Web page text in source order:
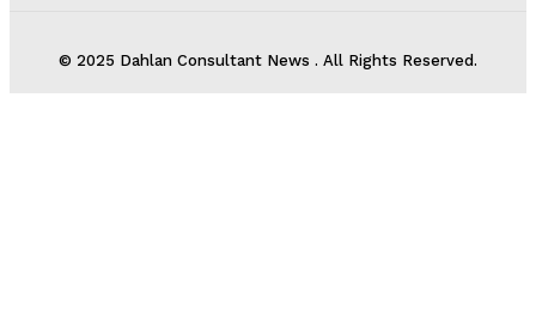
© 2025 Dahlan Consultant News . All Rights Reserved.